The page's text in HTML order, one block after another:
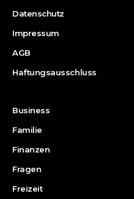
Datenschutz
Impressum
AGB
Haftungsausschluss
Business
Familie
Finanzen
Fragen
Freizeit